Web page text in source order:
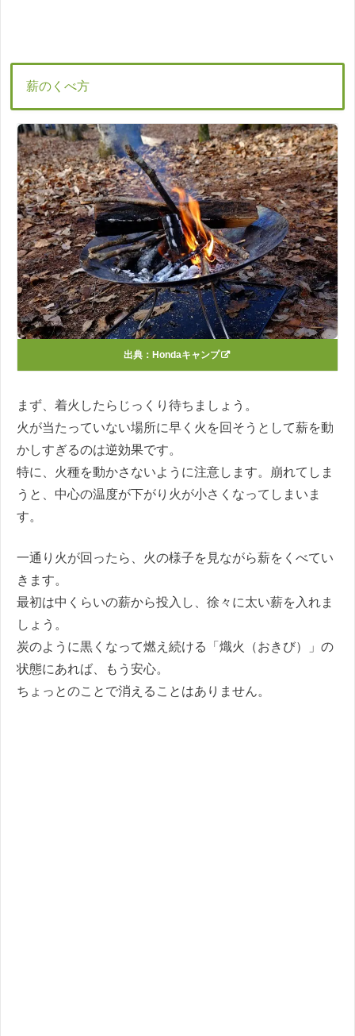
薪のくべ方
出典： Hondaキャンプ
まず、着火したらじっくり待ちましょう。
火が当たっていない場所に早く火を回そうとして薪を動
かしすぎるのは逆効果です。
特に、火種を動かさないように注意します。崩れてしま
うと、中心の温度が下がり火が小さくなってしまいま
す。
一通り火が回ったら、火の様子を見ながら薪をくべてい
きます。
最初は中くらいの薪から投入し、徐々に太い薪を入れま
しょう。
炭のように黒くなって燃え続ける「熾火（おきび）」の
状態にあれば、もう安心。
ちょっとのことで消えることはありません。